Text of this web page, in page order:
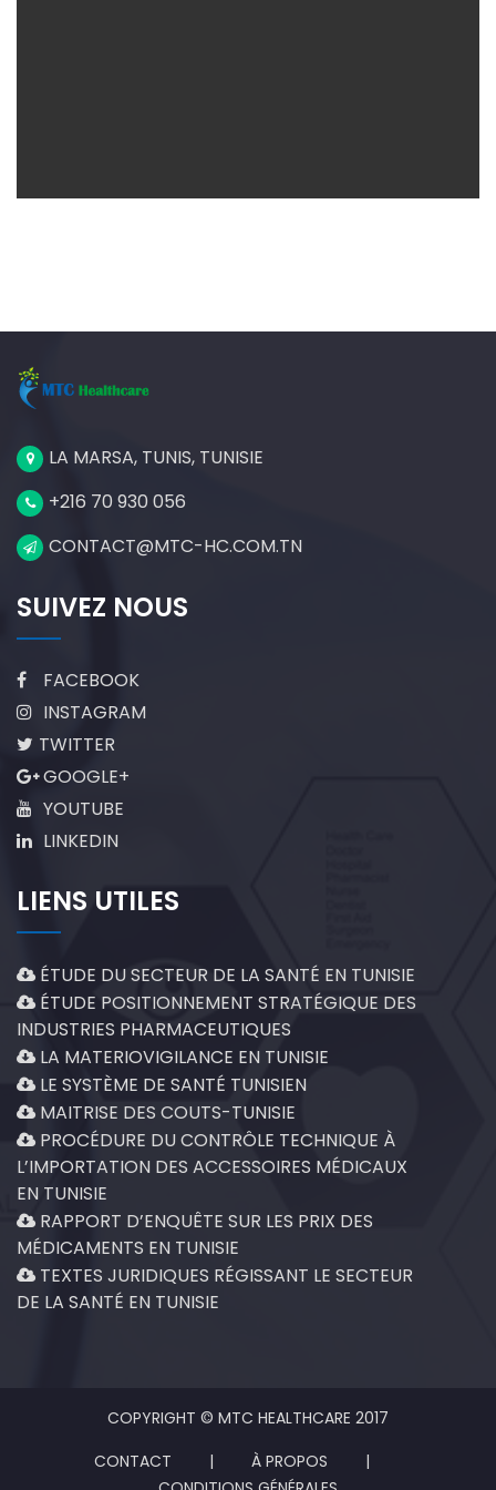
LA MARSA, TUNIS, TUNISIE
+216 70 930 056
CONTACT@MTC-HC.COM.TN
SUIVEZ NOUS
FACEBOOK
INSTAGRAM
TWITTER
GOOGLE+
YOUTUBE
LINKEDIN
LIENS UTILES
ÉTUDE DU SECTEUR DE LA SANTÉ EN TUNISIE
ÉTUDE POSITIONNEMENT STRATÉGIQUE DES
INDUSTRIES PHARMACEUTIQUES
LA MATERIOVIGILANCE EN TUNISIE
LE SYSTÈME DE SANTÉ TUNISIEN
MAITRISE DES COUTS-TUNISIE
PROCÉDURE DU CONTRÔLE TECHNIQUE À
L’IMPORTATION DES ACCESSOIRES MÉDICAUX
EN TUNISIE
RAPPORT D’ENQUÊTE SUR LES PRIX DES
MÉDICAMENTS EN TUNISIE
TEXTES JURIDIQUES RÉGISSANT LE SECTEUR
DE LA SANTÉ EN TUNISIE
COPYRIGHT © MTC HEALTHCARE 2017
CONTACT
| À PROPOS
|